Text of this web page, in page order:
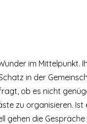
im Mittelpunkt.
in der
ob es nicht
zu organisieren. Ist
gehen die